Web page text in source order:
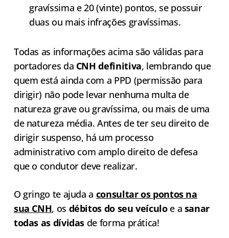
gravíssima e 20 (vinte) pontos, se possuir
duas ou mais infrações gravíssimas.
Todas as informações acima são válidas para
portadores da CNH definitiva, lembrando que
quem está ainda com a PPD (permissão para
dirigir) não pode levar nenhuma multa de
natureza grave ou gravíssima, ou mais de uma
de natureza média. Antes de ter seu direito de
dirigir suspenso, há um processo
administrativo com amplo direito de defesa
que o condutor deve realizar.
O gringo te ajuda a consultar os pontos na
sua CNH, os débitos do seu veículoe a sanar
todas as dívidas de forma prática!